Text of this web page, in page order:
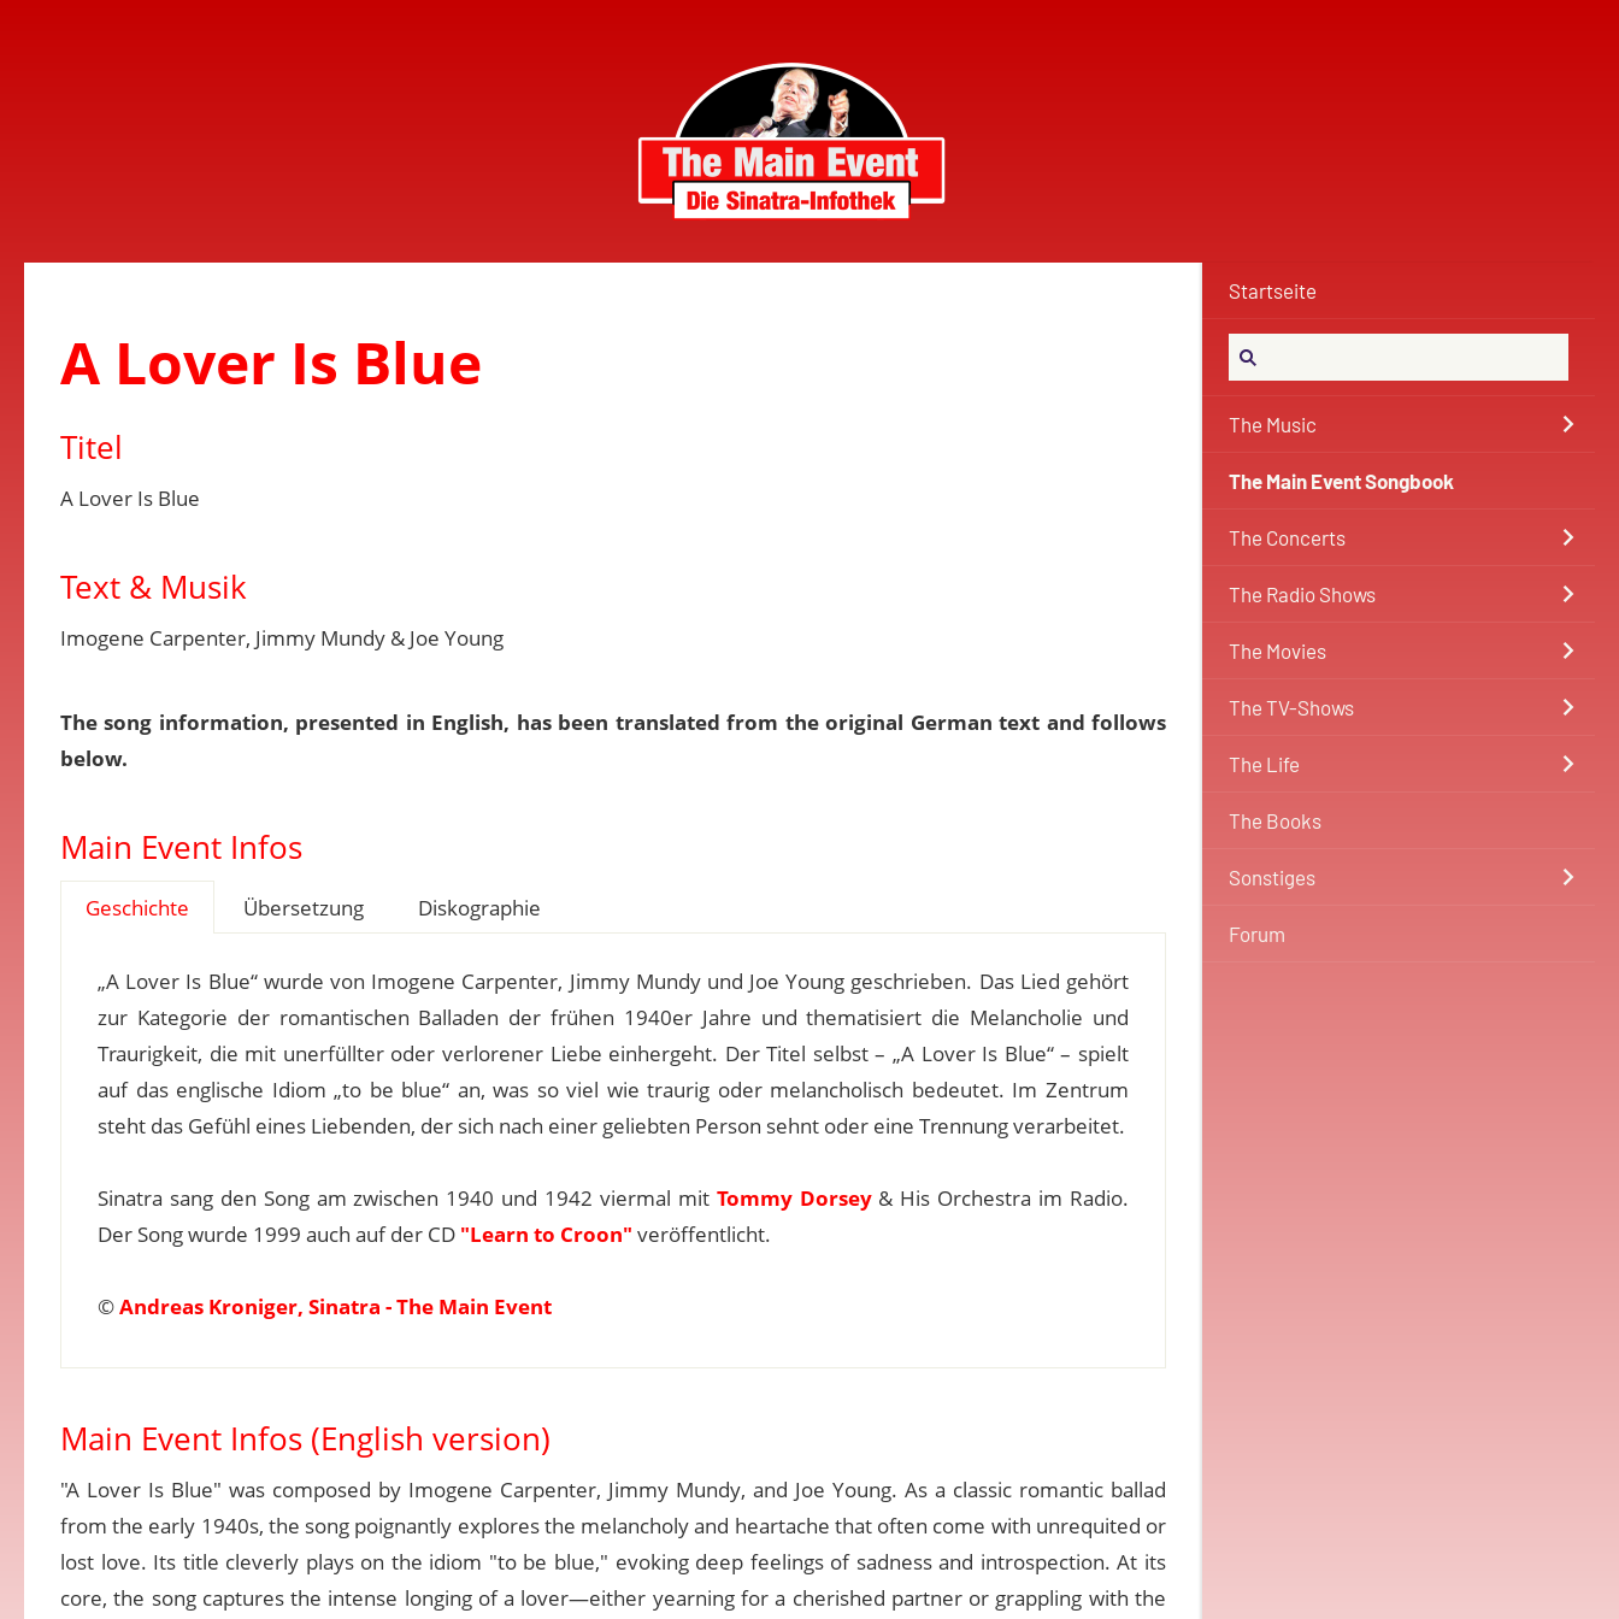
Startseite
The Music
The Main Event Songbook
The Concerts
The Radio Shows
The Movies
The TV-Shows
The Life
The Books
Sonstiges
Forum
A Lover Is Blue
Titel
A Lover Is Blue
Text & Musik
Imogene Carpenter, Jimmy Mundy & Joe Young
The song information, presented in English, has been translated from the original German text and follows
below.
Main Event Infos
Geschichte Übersetzung Diskographie
„A Lover Is Blue“ wurde von Imogene Carpenter, Jimmy Mundy und Joe Young geschrieben. Das Lied gehört
zur Kategorie der romantischen Balladen der frühen 1940er Jahre und thematisiert die Melancholie und
Traurigkeit, die mit unerfüllter oder verlorener Liebe einhergeht. Der Titel selbst – „A Lover Is Blue“ – spielt
auf das englische Idiom „to be blue“ an, was so viel wie traurig oder melancholisch bedeutet. Im Zentrum
steht das Gefühl eines Liebenden, der sich nach einer geliebten Person sehnt oder eine Trennung verarbeitet.
Sinatra sang den Song am zwischen 1940 und 1942 viermal mit Tommy Dorsey& His Orchestra im Radio.
Der Song wurde 1999 auch auf der CD "Learn to Croon" veröffentlicht.
©Andreas Kroniger, Sinatra - The Main Event
Main Event Infos (English version)
"A Lover Is Blue" was composed by Imogene Carpenter, Jimmy Mundy, and Joe Young. As a classic romantic ballad
from the early 1940s, the song poignantly explores the melancholy and heartache that often come with unrequited or
lost love. Its title cleverly plays on the idiom "to be blue," evoking deep feelings of sadness and introspection. At its
core, the song captures the intense longing of a lover—either yearning for a cherished partner or grappling with the